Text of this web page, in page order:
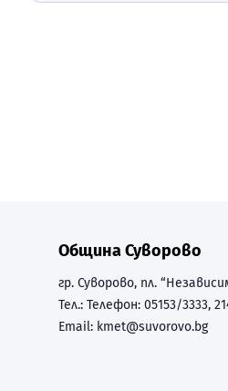
Община Суворово
гр. Суворово, пл.
Тел.: Телефон: 05153/3333,
Email: kmet@suvorovo.bg